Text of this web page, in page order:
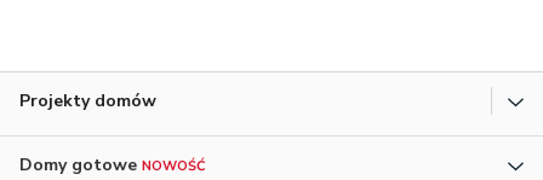
Projekty domów
Domy gotowe NOWOŚĆ